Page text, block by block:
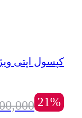
کپسول اپتی
21%